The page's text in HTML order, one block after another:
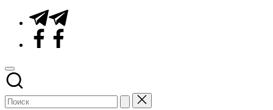
Telegram
Facebook